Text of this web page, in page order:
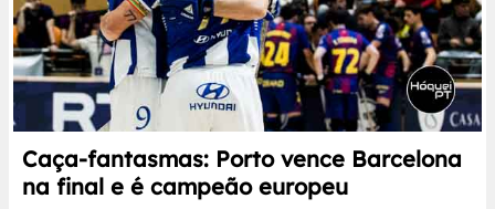
Caça-fantasmas: Porto vence Barcelona
na final e é campeão europeu